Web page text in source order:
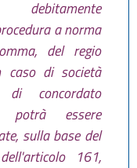
debitamente
a norma
del regio
di società
concordato
potrà essere
sulla base del
161,